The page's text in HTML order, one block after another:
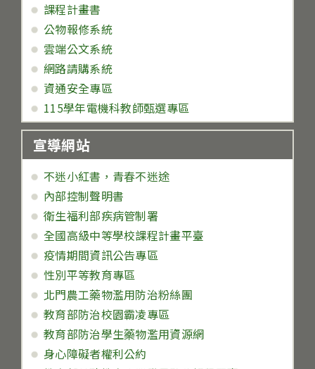
課程計畫書
公物報修系統
雲端公文系統
網路請購系統
資通安全專區
115學年電機科教師甄選專區
宣導網站
不迷小紅書，青春不迷途
內部控制聲明書
衛生福利部疾病管制署
全國高級中等學校課程計畫平臺
疫情期間資訊公告專區
性別平等教育專區
北門農工藥物濫用防治粉絲團
教育部防治校園霸凌專區
教育部防治學生藥物濫用資源網
身心障礙者權利公約